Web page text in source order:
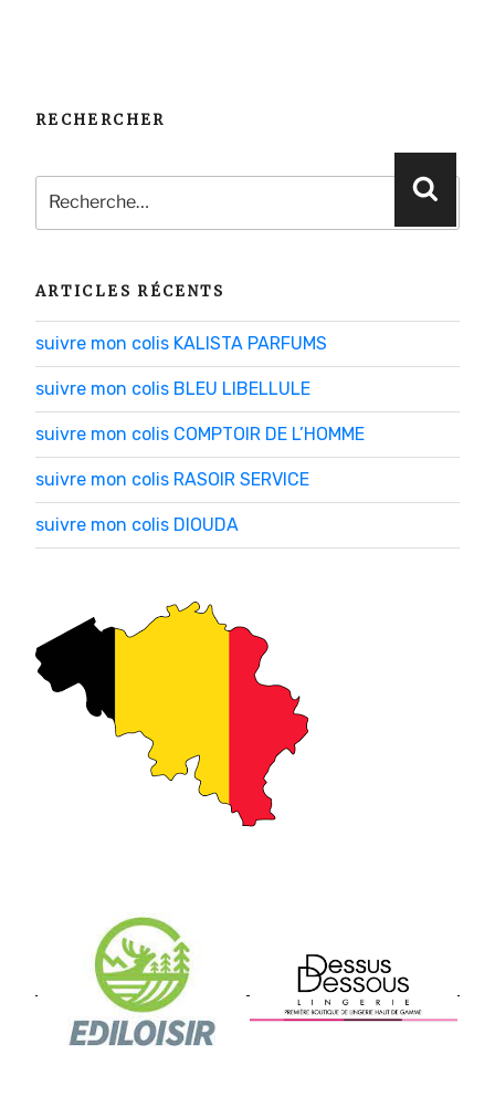
RECHERCHER
Recherche
pour
:
ARTICLES RÉCENTS
suivre mon colis KALISTA PARFUMS
suivre mon colis BLEU LIBELLULE
suivre mon colis COMPTOIR DE L’HOMME
suivre mon colis RASOIR SERVICE
suivre mon colis DIOUDA